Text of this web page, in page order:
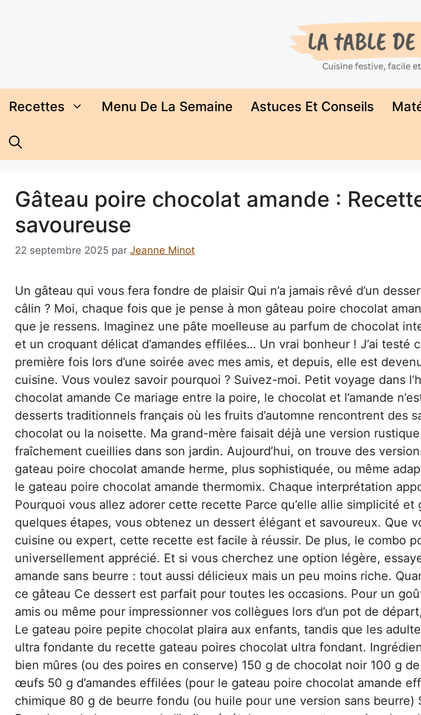
Recettes Menu De La Semaine Astuces Et Conseils
Gâteau poire chocolat amande :
savoureuse
22 septembre 2025 par Jeanne Minot
Un gâteau qui vous fera fondre de plaisir Qui n’a jamais rêvé d’un
câlin ? Moi, chaque fois que je pense à mon gâteau poire chocolat
que je ressens. Imaginez une pâte moelleuse au parfum de chocolat
et un croquant délicat d’amandes effilées… Un vrai bonheur ! J’ai testé
première fois lors d’une soirée avec mes amis, et depuis, elle est
cuisine. Vous voulez savoir pourquoi ? Suivez-moi. Petit voyage dans
chocolat amande Ce mariage entre la poire, le chocolat et l’amande
desserts traditionnels français où les fruits d’automne rencontrent des
chocolat ou la noisette. Ma grand-mère faisait déjà une version
fraîchement cueillies dans son jardin. Aujourd’hui, on trouve des
gateau poire chocolat amande herme, plus sophistiquée, ou même
le gateau poire chocolat amande thermomix. Chaque interprétation
Pourquoi vous allez adorer cette recette Parce qu’elle allie simplicité et
quelques étapes, vous obtenez un dessert élégant et savoureux. Que
cuisine ou expert, cette recette est facile à réussir. De plus, le combo
universellement apprécié. Et si vous cherchez une option légère,
amande sans beurre : tout aussi délicieux mais un peu moins riche.
ce gâteau Ce dessert est parfait pour toutes les occasions. Pour un
amis ou même pour impressionner vos collègues lors d’un pot de
Le gateau poire pepite chocolat plaira aux enfants, tandis que les
ultra fondante du recette gateau poires chocolat ultra fondant.
bien mûres (ou des poires en conserve) 150 g de chocolat noir 100 g
œufs 50 g d’amandes effilées (pour le gateau poire chocolat amande
chimique 80 g de beurre fondu (ou huile pour une version sans beurre)